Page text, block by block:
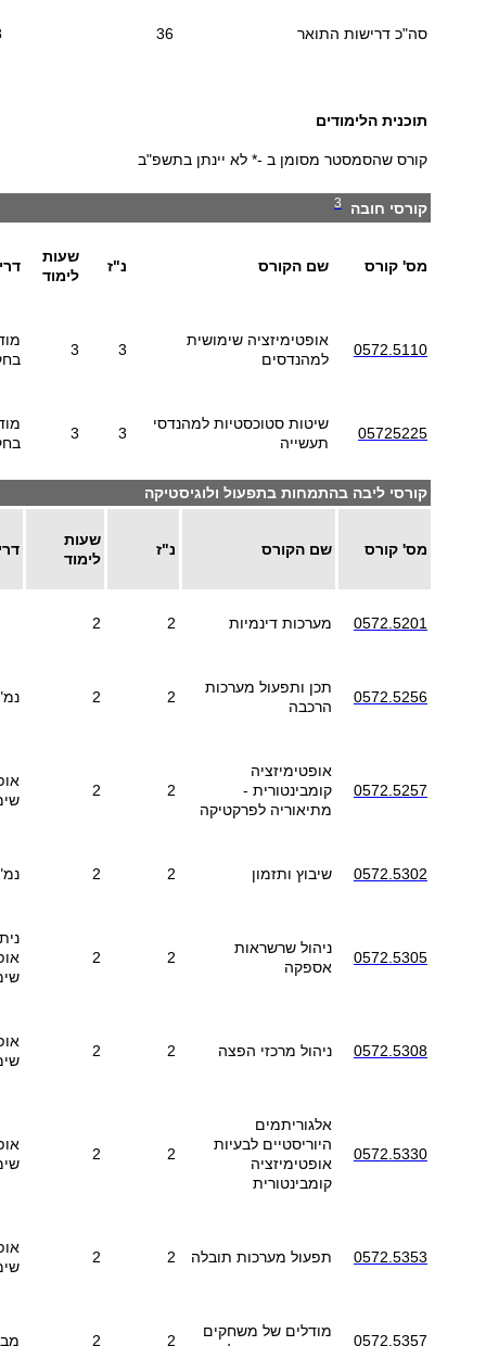
סה"כ דרישות התואר 36
תוכנית הלימודים
קורס שהסמסטר מסומן ב -* לא יינתן בתשפ"ב
קורסי חובה 3
מס' קורס שם הקורס נ"ז
שעות
לימוד
0572.5110
אופטימיזציה שימושית
למהנדסים
3
3
05725225
שיטות סטוכסטיות למהנדסי
תעשייה
3
3
קורסי ליבה בהתמחות בתפעול ולוגיסטיקה
מס' קורס שם הקורס נ"ז
שעות
לימוד
0572.5201 מערכות דינמיות 2
2
0572.5256
תכן ותפעול מערכות
הרכבה
2
2
0572.5257
אופטימיזציה
קומבינטורית -
מתיאוריה לפרקטיקה
2
2
0572.5302 שיבוץ ותזמון 2
2
0572.5305
ניהול שרשראות
אספקה
2
2
0572.5308 ניהול מרכזי הפצה 2
2
0572.5330
אלגוריתמים
היוריסטיים לבעיות
אופטימיזציה
קומבינטורית
2
2
0572.5353 תפעול מערכות תובלה 2
2
0572.5357
מודלים של משחקים
2
2